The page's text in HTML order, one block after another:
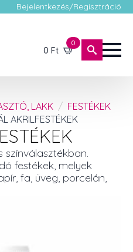
Bejelentkezés/Regisztráció
0 Ft
0
LAKK
FESTÉKEK
AKRILFESTÉKEK
színválasztékban.
festékek, melyek
fa, üveg, porcelán,